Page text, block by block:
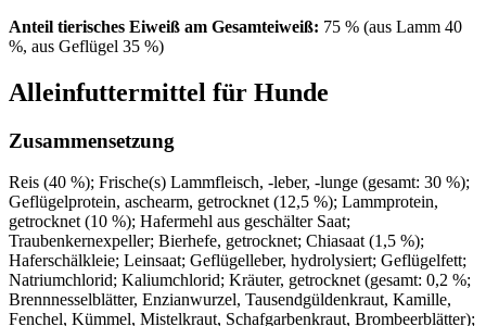
Anteil tierisches Eiweiß am Gesamteiweiß: 75 % (aus Lamm 40
%, aus Geflügel 35 %)
Alleinfuttermittel für Hunde
Zusammensetzung
Reis (40 %); Frische(s) Lammfleisch, -leber, -lunge (gesamt: 30 %);
Geflügelprotein, aschearm, getrocknet (12,5 %); Lammprotein,
getrocknet (10 %); Hafermehl aus geschälter Saat;
Traubenkernexpeller; Bierhefe, getrocknet; Chiasaat (1,5 %);
Haferschälkleie; Leinsaat; Geflügelleber, hydrolysiert; Geflügelfett;
Natriumchlorid; Kaliumchlorid; Kräuter, getrocknet (gesamt: 0,2 %;
Brennnesselblätter, Enzianwurzel, Tausendgüldenkraut, Kamille,
Fenchel, Kümmel, Mistelkraut, Schafgarbenkraut, Brombeerblätter);